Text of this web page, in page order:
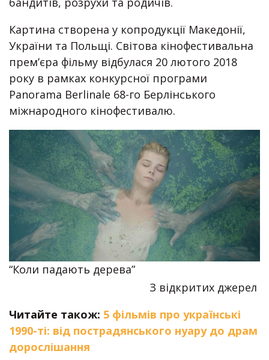
Картина створена у копродукції Македонії,
України та Польщі. Світова кінофестивальна
прем’єра фільму відбулася 20 лютого 2018
року в рамках конкурсної програми
Panorama Berlinale 68-го Берлінського
міжнародного кінофестивалю.
“Коли падають дерева”
З відкритих джерел
Читайте також: 5 фільмів про українські
1990-ті: від пострадянського нуару до драм
дорослішання